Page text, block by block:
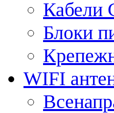
Кабели
Блоки
WIFI